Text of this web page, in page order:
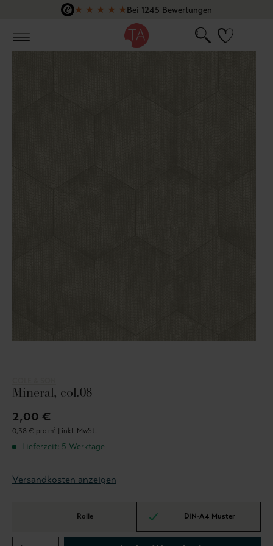
Zum Hauptinhalt springen
★ ★ ★ ★ ★Bei 1245 Bewertungen
Mineral, col.08
2,00 €
0,38 € pro m² | inkl. MwSt.
Lieferzeit: 5 Werktage
Versandkosten anzeigen
Rolle DIN-A4 Muster